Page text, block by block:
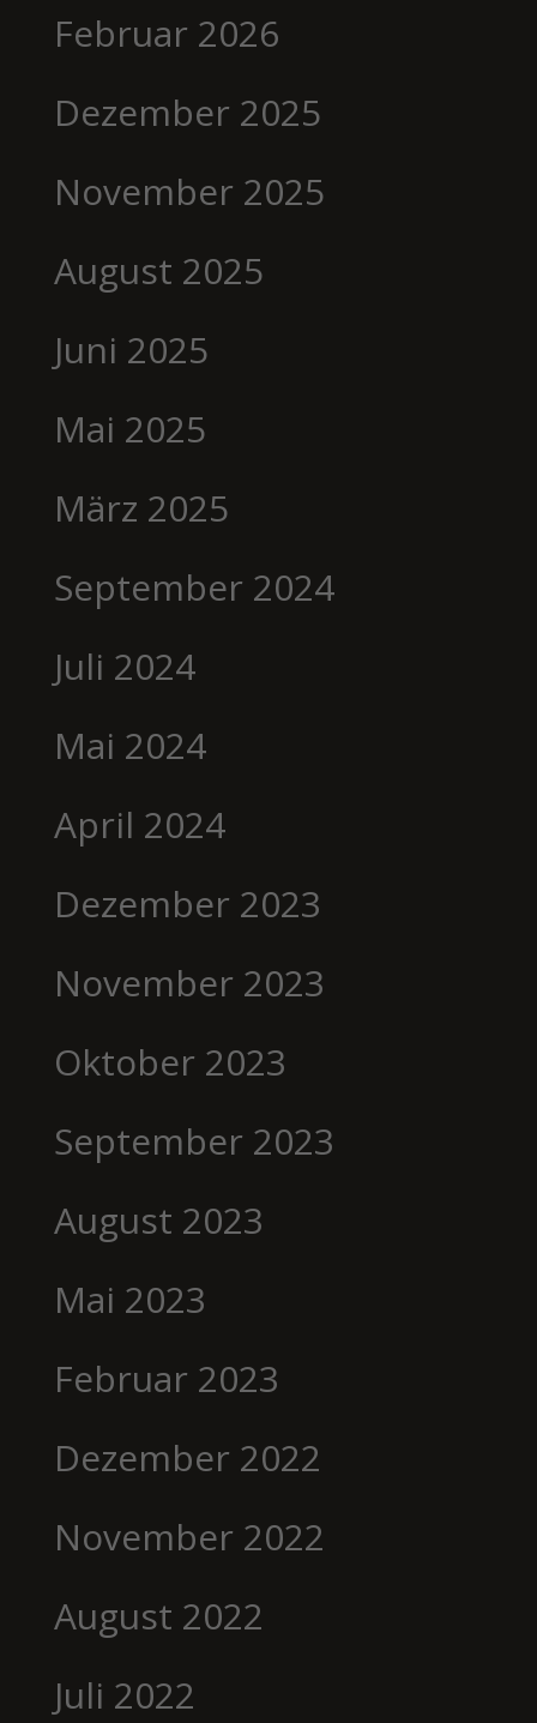
Februar 2026
Dezember 2025
November 2025
August 2025
Juni 2025
Mai 2025
März 2025
September 2024
Juli 2024
Mai 2024
April 2024
Dezember 2023
November 2023
Oktober 2023
September 2023
August 2023
Mai 2023
Februar 2023
Dezember 2022
November 2022
August 2022
Juli 2022